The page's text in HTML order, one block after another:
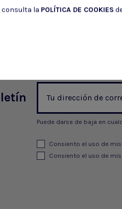
€
Puede darse de baja en
Consiento el uso de
Consiento el uso de
consulta la POLÍTICA DE COOKIES